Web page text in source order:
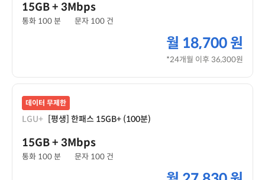
15GB+ 3Mbps
통화 100 분 문자 100 건
월 18,700 원
*24개월 이후 36,300원
데이터 무제한
LGU+ [평생] 한패스 15GB+ (100분)
15GB+ 3Mbps
통화 100 분 문자 100 건